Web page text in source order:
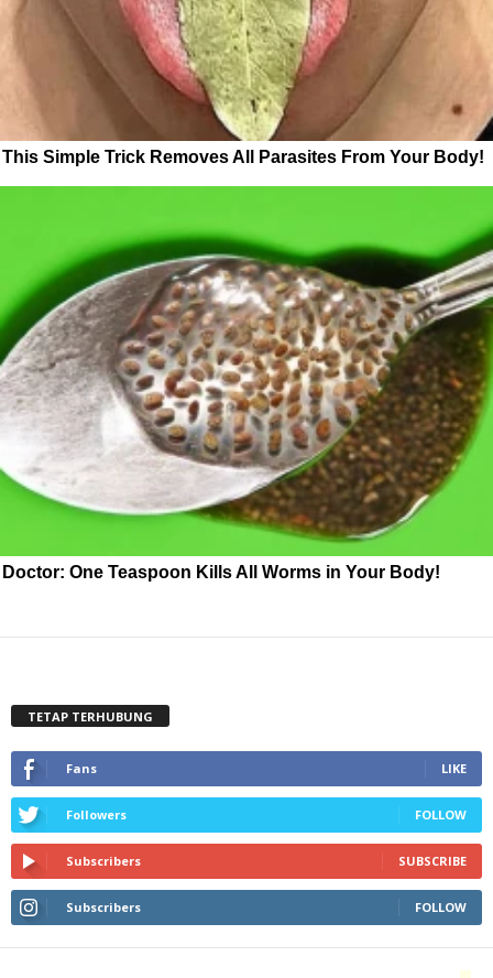
This Simple Trick Removes All Parasites From Your Body!
Doctor: One Teaspoon Kills All Worms in Your Body!
TETAP TERHUBUNG
Fans LIKE
Followers FOLLOW
Subscribers SUBSCRIBE
Subscribers FOLLOW